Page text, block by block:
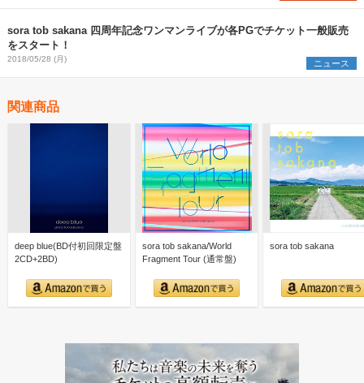
sora tob sakana 四周年記念ワンマンライブが各PGでチケット一般販売
をスタート！
2018/05/28 (月) ニュース
関連商品
deep blue(BD付初回限定盤
2CD+2BD)
sora tob sakana/World
Fragment Tour (通常盤)
sora tob sakana